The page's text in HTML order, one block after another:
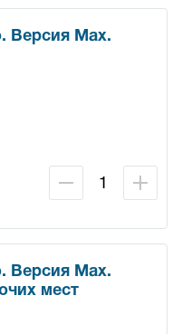
Версия Max.
Версия Max.
мест